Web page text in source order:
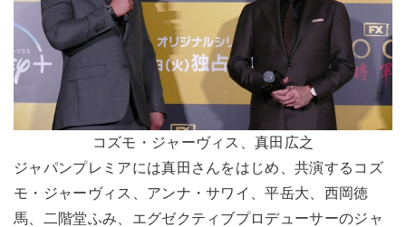
コズモ・ジャーヴィス、真田広之
ジャパンプレミアには真田さんをはじめ、共演するコズ
モ・ジャーヴィス、アンナ・サワイ、平岳大、西岡徳
馬、二階堂ふみ、エグゼクティブプロデューサーのジャ